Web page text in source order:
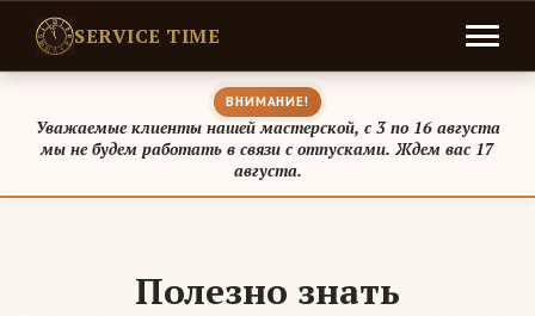
SERVICE TIME
ВНИМАНИЕ!
Уважаемые клиенты нашей мастерской, с 3 по 16 августа
мы не будем работать в связи с отпусками. Ждем вас 17
августа.
Полезно знать